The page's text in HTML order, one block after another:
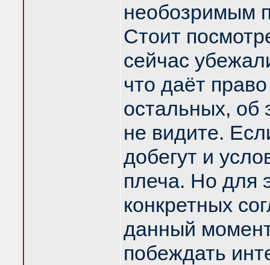
необозримым
Стоит
сейчас
что даёт
остальных, об
не видите.
добегут и
плеча. Но для
конкретных
данный
побеждать